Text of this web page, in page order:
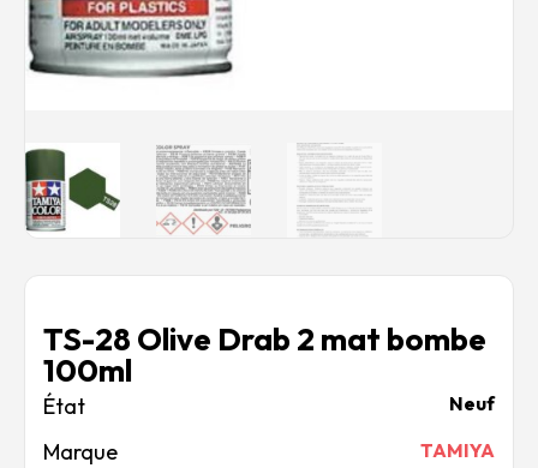
Figurines
Peintures
Accessoires
Carte cadeau
Maquette par marque
Contact
TS-28 Olive Drab 2 mat bombe
100ml
Neuf
Marque TAMIYA